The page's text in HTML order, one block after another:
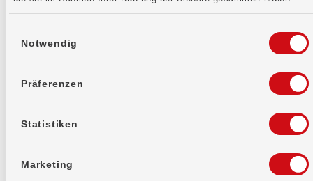
Notwendig
Präferenzen
Statistiken
Marketing
Kontaktformular